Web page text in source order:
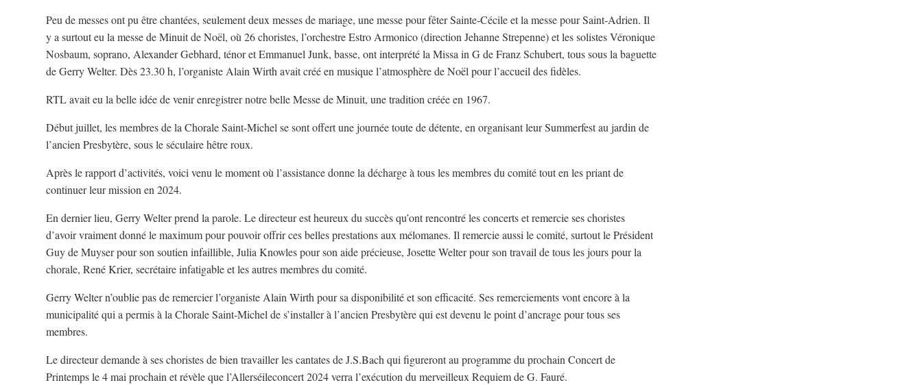
Peu de messes ont pu être chantées, seulement deux messes de mariage, une messe pour fêter Sainte-Cécile et la messe pour Saint-Adrien. Il
y a surtout eu la messe de Minuit de Noël, où 26 choristes, l’orchestre Estro Armonico (direction Jehanne Strepenne) et les solistes Véronique
Nosbaum, soprano, Alexander Gebhard, ténor et Emmanuel Junk, basse, ont interprété la Missa in G de Franz Schubert, tous sous la baguette
de Gerry Welter. Dès 23.30 h, l’organiste Alain Wirth avait créé en musique l’atmosphère de Noël pour l’accueil des fidèles.
RTL avait eu la belle idée de venir enregistrer notre belle Messe de Minuit, une tradition créée en 1967.
Début juillet, les membres de la Chorale Saint-Michel se sont offert une journée toute de détente, en organisant leur Summerfest au jardin de
l’ancien Presbytère, sous le séculaire hêtre roux.
Après le rapport d’activités, voici venu le moment où l’assistance donne la décharge à tous les membres du comité tout en les priant de
continuer leur mission en 2024.
En dernier lieu, Gerry Welter prend la parole. Le directeur est heureux du succès qu’ont rencontré les concerts et remercie ses choristes
d’avoir vraiment donné le maximum pour pouvoir offrir ces belles prestations aux mélomanes. Il remercie aussi le comité, surtout le Président
Guy de Muyser pour son soutien infaillible, Julia Knowles pour son aide précieuse, Josette Welter pour son travail de tous les jours pour la
chorale, René Krier, secrétaire infatigable et les autres membres du comité.
Gerry Welter n’oublie pas de remercier l’organiste Alain Wirth pour sa disponibilité et son efficacité. Ses remerciements vont encore à la
municipalité qui a permis à la Chorale Saint-Michel de s’installer à l’ancien Presbytère qui est devenu le point d’ancrage pour tous ses
membres.
Le directeur demande à ses choristes de bien travailler les cantates de J.S.Bach qui figureront au programme du prochain Concert de
Printemps le 4 mai prochain et révèle que l’Allerséileconcert 2024 verra l’exécution du merveilleux Requiem de G. Fauré.